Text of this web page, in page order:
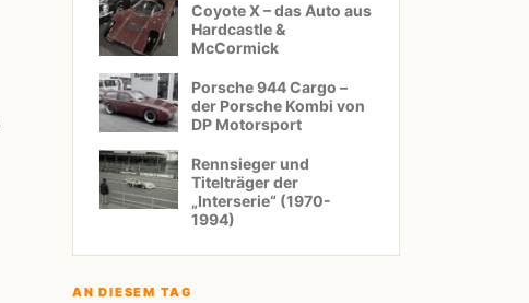
Coyote X – das Auto aus
Hardcastle &
McCormick
Porsche 944 Cargo –
der Porsche Kombi von
DP Motorsport
Rennsieger und
Titelträger der
„Interserie“ (1970-
1994)
AN DIESEM TAG